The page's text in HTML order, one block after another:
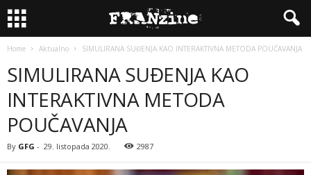
Home Aktualno SIMULIRANA SUĐENJA KAO INTERAKTIVNA METODA POUČAVANJA
SIMULIRANA SUĐENJA KAO
INTERAKTIVNA METODA
POUČAVANJA
By GFG - 29. listopada 2020. 2987